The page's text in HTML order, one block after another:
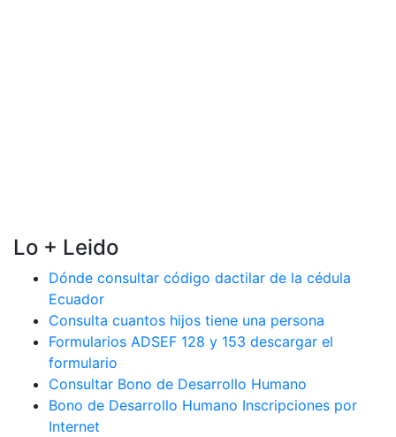
Lo + Leido
Dónde consultar código dactilar de la cédula
Ecuador
Consulta cuantos hijos tiene una persona
Formularios ADSEF 128 y 153 descargar el
formulario
Consultar Bono de Desarrollo Humano
Bono de Desarrollo Humano Inscripciones por
Internet